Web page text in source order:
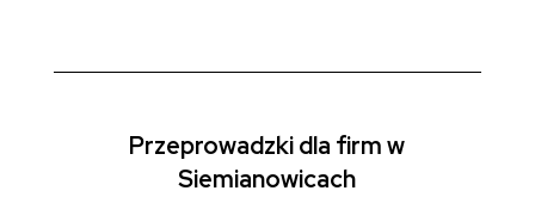
Przeprowadzki dla firm w
Siemianowicach